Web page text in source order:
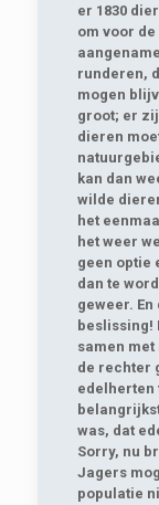
er 1830
om voor
runderen,
mogen
groot; er
dieren
kan dan
wilde
het
het weer
geen optie
dan te
geweer.
beslissing!
samen
de rechter
edelherten
was, dat
Sorry, nu
Jagers
populatie